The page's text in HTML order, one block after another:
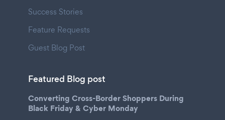
Success Stories
Feature Requests
Guest Blog Post
Featured Blog post
Converting Cross-Border Shoppers During
Black Friday & Cyber Monday